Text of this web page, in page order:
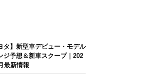
タ】新型車デビュー・モデル
ジ予想＆新車スクープ｜202
最新情報